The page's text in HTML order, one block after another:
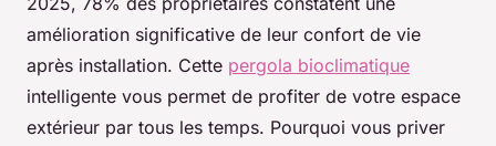
amélioration significative de leur confort de vie
après installation. Cette pergola bioclimatique
intelligente vous permet de profiter de votre espace
extérieur par tous les temps. Pourquoi vous priver